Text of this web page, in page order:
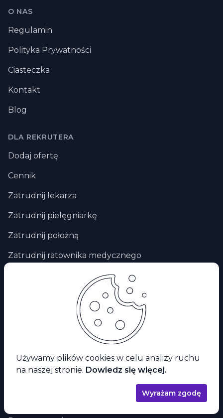
Używamy plików cookies w celu analizy ruchu
na naszej stronie. Dowiedz się więcej.
Wyrażam zgodę
Stopka
O NAS
Regulamin
Polityka Prywatności
Ciasteczka
Kontakt
Blog
DLA REKRUTERA
Dodaj ofertę
Cennik
Zatrudnij lekarza
Zatrudnij pielęgniarkę
Zatrudnij położną
Zatrudnij ratownika medycznego
Zatrudnij fizjoterapeute
DLA PRACOWNIKA
Praca dla pielegniarki
Praca dla położnej